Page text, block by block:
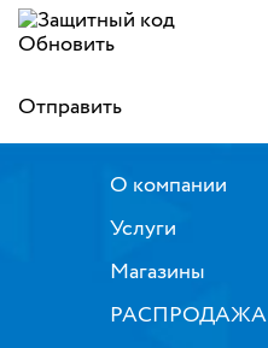
Обновить
Отправить
О компании
Услуги
Магазины
РАСПРОДАЖА